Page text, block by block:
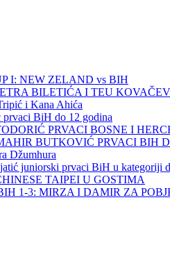
I: NEW ZELAND vs BIH
BILETIĆA I TEU
i Kana Ahića
BiH do 12 godina
PRVACI BOSNE I
BUTKOVIĆ PRVACI BIH
Džumhura
juniorski prvaci BiH u kategoriji
TAIPEI U GOSTIMA
1-3: MIRZA I DAMIR ZA